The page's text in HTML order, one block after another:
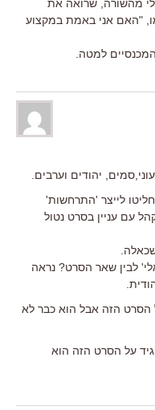
מהשורה, שרואה את
"האם אני באמת במקצוע
למטה.
יהודים וערבים.
לייצר 'התרחשות'
הקהל עם עניין בסרט נטול
לבין שאר הסרט? נראה
הסרט הזה אבל הוא כבר לא
על הסרט הזה הוא